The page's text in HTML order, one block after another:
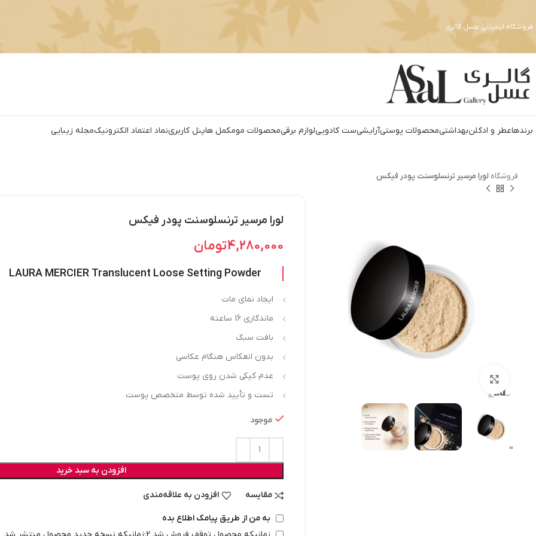
فروشگاه اینترنتی عسل گالری
برندهاعطر و ادکلنبهداشتيمحصولات پوستیآرايشيست کادوييلوازم برقيمحصولات مومکمل هاپنل کاربرینماد اعتماد الکترونیکمجله زیبایی
فروشگاه لورا مرسیر ترنسلوسنت پودر فیکس
لورا مرسیر ترنسلوسنت پودر فیکس
4,280,000تومان
ایجاد نمای مات
ماندگاری 16 ساعته
بافت سبک
بدون انعکاس هنگام عکاسی
عدم کیکی شدن روی پوست
تست و تأیید شده توسط متخصص پوست
موجود
افزودن به سبد خرید
مقایسه افزودن به علاقه‌مندی
به من از طریق پیامک اطلاع بده